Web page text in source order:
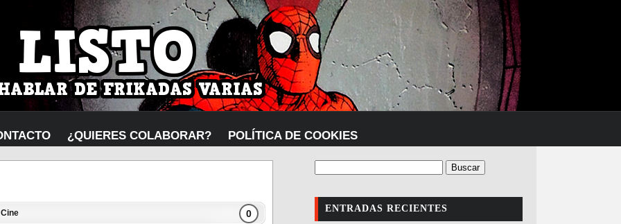
¿QUIERES COLABORAR? POLÍTICA DE COOKIES
Cine
0
ENTRADAS RECIENTES